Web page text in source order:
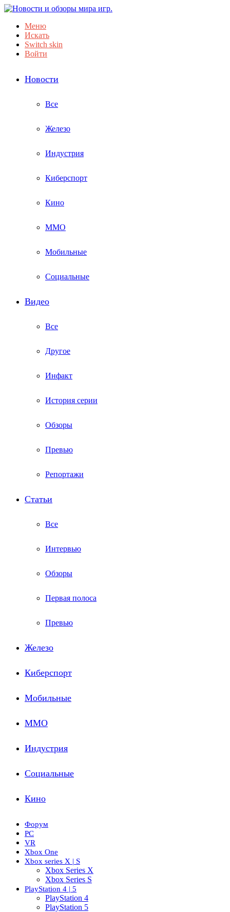
Меню
Искать
Switch skin
Войти
Новости
Все
Железо
Индустрия
Киберспорт
Кино
ММО
Мобильные
Социальные
Видео
Все
Другое
Инфакт
История серии
Обзоры
Превью
Репортажи
Статьи
Все
Интервью
Обзоры
Первая полоса
Превью
Железо
Киберспорт
Мобильные
ММО
Индустрия
Социальные
Кино
Форум
PC
VR
Xbox One
Xbox series X | S
Xbox Series X
Xbox Series S
PlayStation 4 | 5
PlayStation 4
PlayStation 5